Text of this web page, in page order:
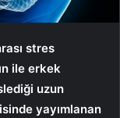
stres
ile erkek
uzun
yayımlanan